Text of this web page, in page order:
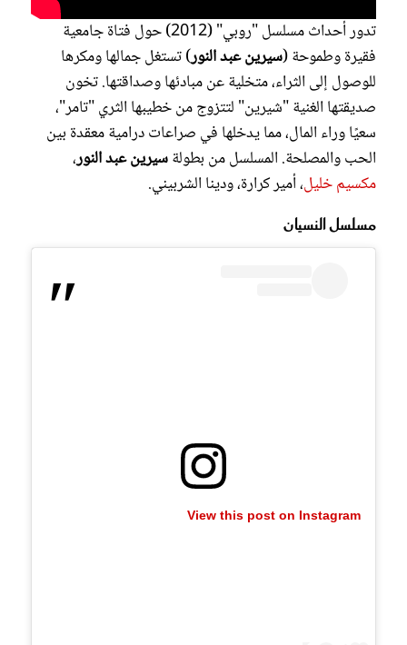
تدور أحداث مسلسل "روبي" (2012) حول فتاة جامعية
فقيرة وطموحة (سيرين عبد النور) تستغل جمالها ومكرها
للوصول إلى الثراء، متخلية عن مبادئها وصداقتها. تخون
صديقتها الغنية "شيرين" لتتزوج من خطيبها الثري "تامر"،
سعيًا وراء المال، مما يدخلها في صراعات درامية معقدة بين
الحب والمصلحة. المسلسل من بطولةسيرين عبد النور،
مكسيم خليل، أمير كرارة، ودينا الشربيني.
مسلسل النسيان
View this post on Instagram